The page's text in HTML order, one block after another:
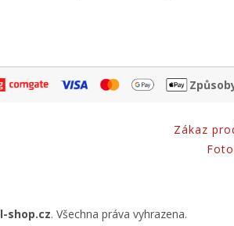
Zákaz
shop.cz. Všechna práva vyhrazena.